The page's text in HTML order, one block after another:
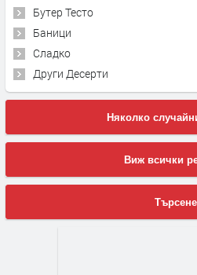
Бутер Тесто
Баници
Сладко
Други Десерти
Няколко
Виж всички
Търсене